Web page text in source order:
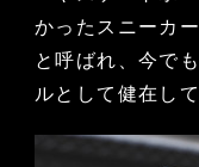
かったスニーカ
と呼ばれ、今で
ルとして健在し